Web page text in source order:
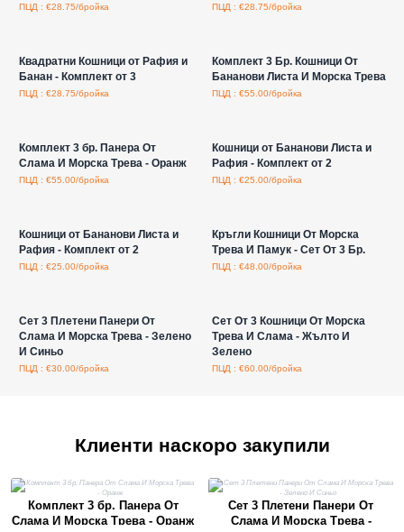
ПЦД : €28.75/бройка ПЦД : €28.75/бройка
Квадратни Кошници от Рафия и
Банан - Комплект от 3
ПЦД : €28.75/бройка
Комплект 3 Бр. Кошници От
Бананови Листа И Морска Трева
ПЦД : €55.00/бройка
Комплект 3 бр. Панера От
Слама И Морска Трева - Оранж
ПЦД : €55.00/бройка
Кошници от Бананови Листа и
Рафия - Комплект от 2
ПЦД : €25.00/бройка
Кошници от Бананови Листа и
Рафия - Комплект от 2
ПЦД : €25.00/бройка
Кръгли Кошници От Морска
Трева И Памук - Сет От 3 Бр.
ПЦД : €48.00/бройка
Сет 3 Плетени Панери От
Слама И Морска Трева - Зелено
И Синьо
ПЦД : €30.00/бройка
Сет От 3 Кошници От Морска
Трева И Слама - Жълто И
Зелено
ПЦД : €60.00/бройка
Клиенти наскоро закупили
Комплект 3 бр. Панера От
Слама И Морска Трева - Оранж
Сет 3 Плетени Панери От
Слама И Морска Трева -